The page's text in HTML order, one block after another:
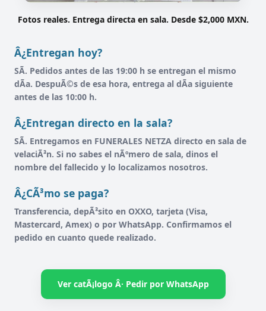
Fotos reales. Entrega directa en sala. Desde $2,000 MXN.
Â¿Entregan hoy?
SÃ­. Pedidos antes de las 19:00 h se entregan el mismo
dÃ­a. DespuÃ©s de esa hora, entrega al dÃ­a siguiente
antes de las 10:00 h.
Â¿Entregan directo en la sala?
SÃ­. Entregamos en FUNERALES NETZA directo en sala de
velaciÃ³n. Si no sabes el nÃºmero de sala, dinos el
nombre del fallecido y lo localizamos nosotros.
Â¿CÃ³mo se paga?
Transferencia, depÃ³sito en OXXO, tarjeta (Visa,
Mastercard, Amex) o por WhatsApp. Confirmamos el
pedido en cuanto quede realizado.
Ver catÃ¡logo Â· Pedir por WhatsApp